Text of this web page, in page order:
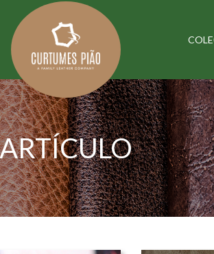
ARTÍCULO